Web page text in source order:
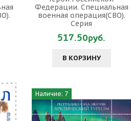
Федерации. Специальная
военная операция(СВО).
Серия
517.50руб.
В КОРЗИНУ
Наличие: 7